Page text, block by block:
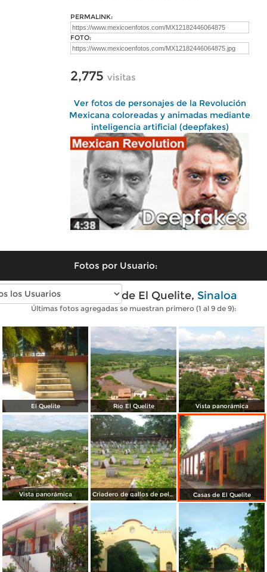
PERMALINK:
FOTO:
2,775 visitas
Ver fotos de personajes de la Revolución
Mexicana coloreadas y animadas mediante
inteligencia artificial (deepfakes)
Fotos por Usuario:
Fotos modernas de El Quelite, Sinaloa
Últimas fotos agregadas se muestran primero (1 al 9 de 9):
El Quelite Río El Quelite Vista panorámica
Vista panorámica Criadero de gallos de pelea Casas de El Quelite